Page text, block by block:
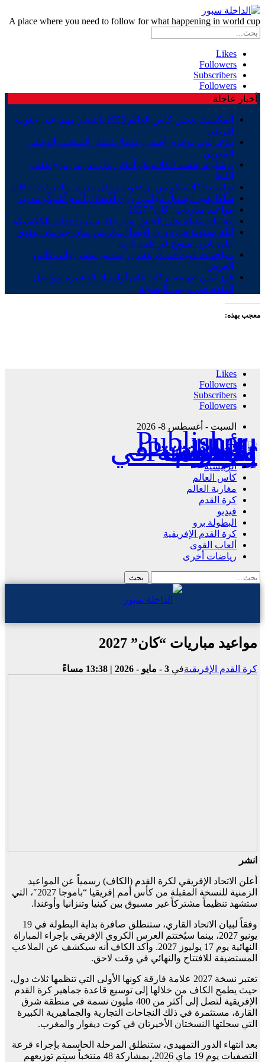
A place where you need to follow for what happening in world cup
Likes
Followers
Subscribers
Followers
أخبار عاجلة
المكسيك تدشن كأس العالم 2026 بانتصار مهم على جنوب
إفريقيا
بلاغ..أيوب بوعدي أضحى مؤهلا لتمثيل المنتخب الوطني
المغربي
برشلونة يحسم الكلاسيكو أمام ريال مدريد ويتوج بلقب
الليغا.
توقيت الكلاسيكو بين برشلونة وريال مدريد والقنوات الناقلة
ساكا يقود أرسنال لنهائي دوري الأبطال أمام أتلتيكو مدريد
مواعيد مباريات “كان” 2027
عقوبات ثقيلة على الجيش والرجاء بسبب أحداث الكلاسيكو
ليلة مجنونة في دوري الأبطال..باريس سان جيرمان يتفوق
على بايرن ميونخ في قمة نارية
مواجهات قوية في قرعة دور سدس عشر نهائي كأس
العرش
فوز ثمين لنهضة بركان على أولمبيك الدشيرة وتواصل
التقدم في ترتيب البطولة
معجب بهذه:
Likes
Followers
Subscribers
Followers
السبت - أغسطس 8- 2026
Publisher - تغطية إخبارية لكافة الأحداث الرياضية في المغرب والعالم.
الرئيسية
كأس العالم
مغاربة العالم
كرة القدم
فيديو
البطولة برو
كرة القدم الإفريقية
ألعاب القوى
رياضات أخرى
مواعيد مباريات “كان” 2027
كرة القدم الإفريقيةفي 3 - مايو - 2026 | 13:38 مساءً
انشر
أعلن الاتحاد الإفريقي لكرة القدم (الكاف) رسمياً عن المواعيد
الزمنية للنسخة المقبلة من كأس أمم إفريقيا “باموجا 2027″، التي
ستشهد تنظيماً مشتركاً غير مسبوق بين كينيا وتنزانيا وأوغندا.
وفقاً لبيان الاتحاد القاري، ستنطلق صافرة بداية البطولة في 19
يونيو 2027، بينما سيُختتم العرس الكروي الإفريقي بإجراء المباراة
النهائية يوم 17 يوليوز 2027. وأكد الكاف أنه سيكشف عن الملاعب
المستضيفة للافتتاح والنهائي في وقت لاحق.
تعتبر نسخة 2027 علامة فارقة كونها الأولى التي تنظمها ثلاث دول،
حيث يطمح الكاف من خلالها إلى توسيع قاعدة جماهير كرة القدم
الإفريقية لتصل إلى أكثر من 400 مليون نسمة في منطقة شرق
القارة، مستثمرة في ذلك النجاحات التجارية والجماهيرية الكبيرة
التي سجلتها النسختان الأخيرتان في كوت ديفوار والمغرب.
بعد انتهاء الدور التمهيدي، ستنطلق المرحلة الحاسمة بإجراء قرعة
التصفيات يوم 19 ماي 2026، بمشاركة 48 منتخباً سيتم توزيعهم